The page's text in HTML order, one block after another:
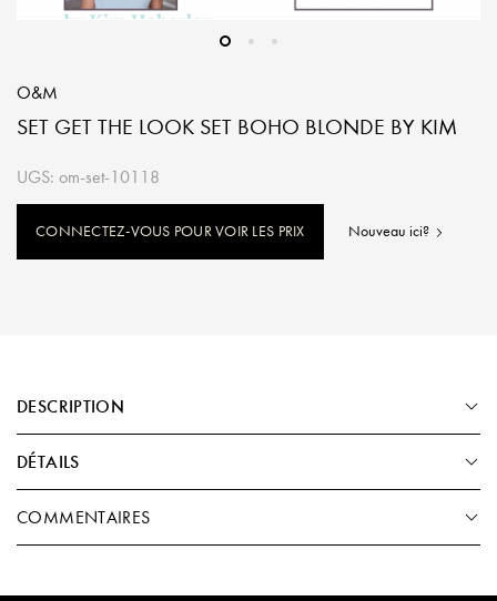
O&M
SET GET THE LOOK SET BOHO BLONDE BY KIM
UGS: om-set-10118
CONNECTEZ-VOUS POUR VOIR LES PRIX Nouveau ici?
DESCRIPTION
DÉTAILS
COMMENTAIRES